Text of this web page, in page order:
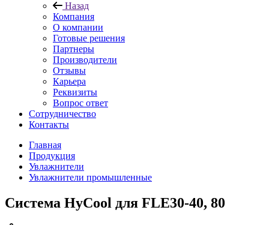
Назад
Компания
О компании
Готовые решения
Партнеры
Производители
Отзывы
Карьера
Реквизиты
Вопрос ответ
Сотрудничество
Контакты
Главная
Продукция
Увлажнители
Увлажнители промышленные
Система HyCool для FLE30-40, 80